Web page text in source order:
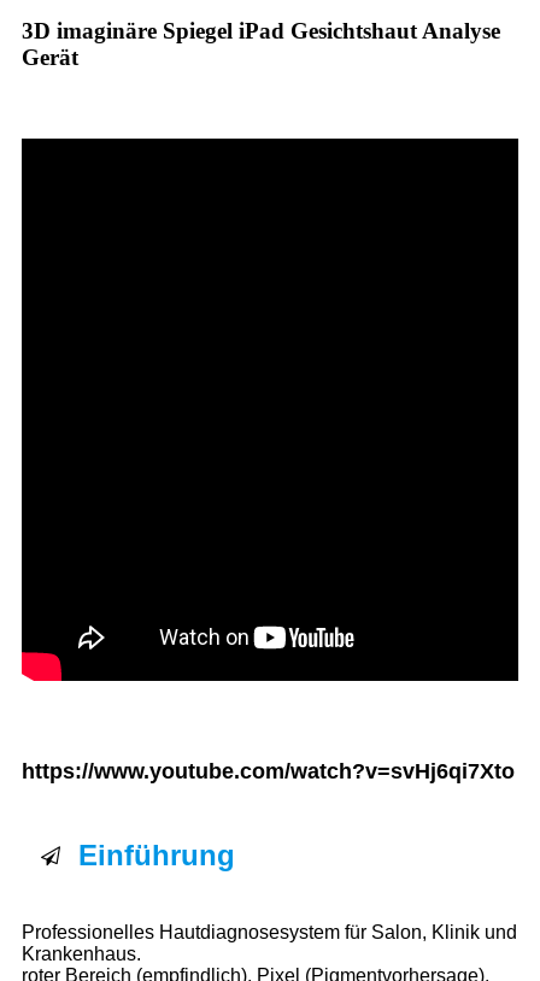
3D imaginäre Spiegel iPad Gesichtshaut Analyse
Gerät
https://www.youtube.com/watch?v=svHj6qi7Xto
Einführung
Professionelles Hautdiagnosesystem für Salon, Klinik und
Krankenhaus.
roter Bereich (empfindlich), Pixel (Pigmentvorhersage),